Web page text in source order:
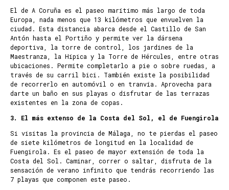
El de A Coruña es el paseo marítimo más largo de toda
Europa, nada menos que 13 kilómetros que envuelven la
ciudad. Esta distancia abarca desde el Castillo de San
Antón hasta el Portiño y permite ver la dársena
deportiva, la torre de control, los jardines de la
Maestranza, la Hípica y la Torre de Hércules, entre otras
ubicaciones. Permite completarlo a pie o sobre ruedas, a
través de su carril bici. También existe la posibilidad
de recorrerlo en automóvil o en tranvía. Aprovecha para
darte un baño en sus playas o disfrutar de las terrazas
existentes en la zona de copas.
3. El más extenso de la Costa del Sol, el de Fuengirola
Si visitas la provincia de Málaga, no te pierdas el paseo
de siete kilómetros de longitud en la localidad de
Fuengirola. Es el paseo de mayor extensión de toda la
Costa del Sol. Caminar, correr o saltar, disfruta de la
sensación de verano infinito que tendrás recorriendo las
7 playas que componen este paseo.